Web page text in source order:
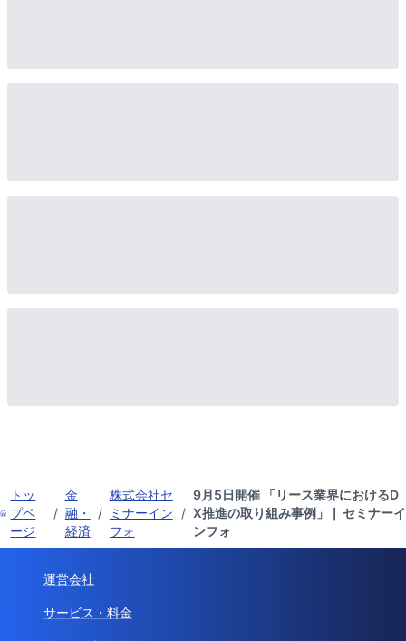
トッ
プペ
ージ
/
金
融・
経済
/
株式会社セ
ミナーイン
フォ
/
9月5日開催 「リース業界におけるD
X推進の取り組み事例」❘ セミナーイ
ンフォ
運営会社
サービス・料金